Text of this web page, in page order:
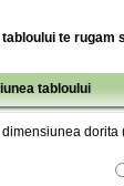
te rugam
tabloului
dorita